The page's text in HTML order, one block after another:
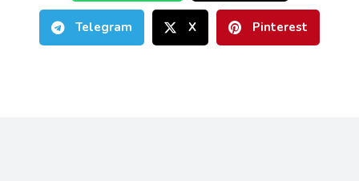
Telegram X Pinterest